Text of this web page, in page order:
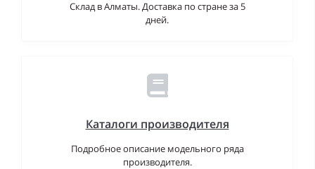
Склад в Алматы. Доставка по стране за 5
дней.
Каталоги производителя
Подробное описание модельного ряда
производителя.